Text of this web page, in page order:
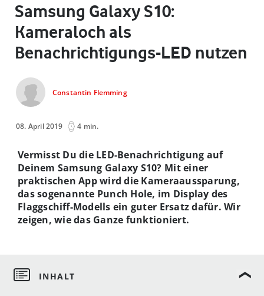
Samsung Galaxy S10:
Kameraloch als
Benachrichtigungs-LED nutzen
Constantin Flemming
08. April 2019 4 min.
Vermisst Du die LED-Benachrichtigung auf
Deinem Samsung Galaxy S10? Mit einer
praktischen App wird die Kameraaussparung,
das sogenannte Punch Hole, im Display des
Flaggschiff-Modells ein guter Ersatz dafür. Wir
zeigen, wie das Ganze funktioniert.